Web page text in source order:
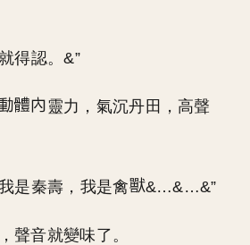
得認。&”
靈力，氣沉丹田，高聲
是秦壽，我是禽 &…&…&”
聲音就變味了。